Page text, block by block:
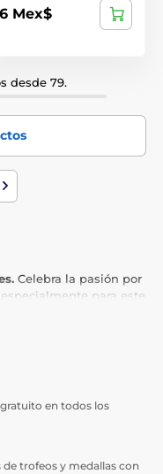
Mex$
desde 79.
Celebra la pasión por
para este
personalizados con
en todos los
trofeos y medallas con